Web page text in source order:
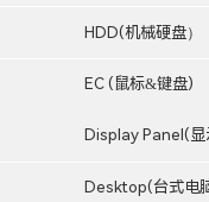
HDD(机械硬盘）
EC (鼠标&键盘)
Display Panel(显
Desktop(台式电